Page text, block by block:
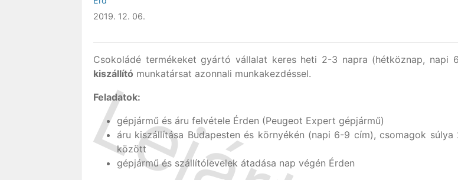
2019. 12. 06.
Csokoládé termékeket gyártó vállalat keres heti 2-3 napra (hétköznap, napi
kiszállító munkatársat azonnali munkakezdéssel.
Feladatok:
gépjármű és áru felvétele Érden (Peugeot Expert gépjármű)
áru kiszállítása Budapesten és környékén (napi 6-9 cím), csomagok súlya
között
gépjármű és szállítólevelek átadása nap végén Érden